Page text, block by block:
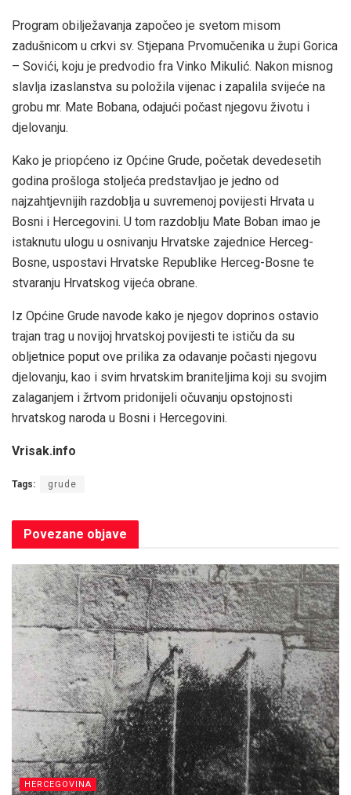
Program obilježavanja započeo je svetom misom
zadušnicom u crkvi sv. Stjepana Prvomučenika u župi Gorica
– Sovići, koju je predvodio fra Vinko Mikulić. Nakon misnog
slavlja izaslanstva su položila vijenac i zapalila svijeće na
grobu mr. Mate Bobana, odajući počast njegovu životu i
djelovanju.
Kako je priopćeno iz Općine Grude, početak devedesetih
godina prošloga stoljeća predstavljao je jedno od
najzahtjevnijih razdoblja u suvremenoj povijesti Hrvata u
Bosni i Hercegovini. U tom razdoblju Mate Boban imao je
istaknutu ulogu u osnivanju Hrvatske zajednice Herceg-
Bosne, uspostavi Hrvatske Republike Herceg-Bosne te
stvaranju Hrvatskog vijeća obrane.
Iz Općine Grude navode kako je njegov doprinos ostavio
trajan trag u novijoj hrvatskoj povijesti te ističu da su
obljetnice poput ove prilika za odavanje počasti njegovu
djelovanju, kao i svim hrvatskim braniteljima koji su svojim
zalaganjem i žrtvom pridonijeli očuvanju opstojnosti
hrvatskog naroda u Bosni i Hercegovini.
Vrisak.info
Tags: grude
Povezane objave
HERCEGOVINA